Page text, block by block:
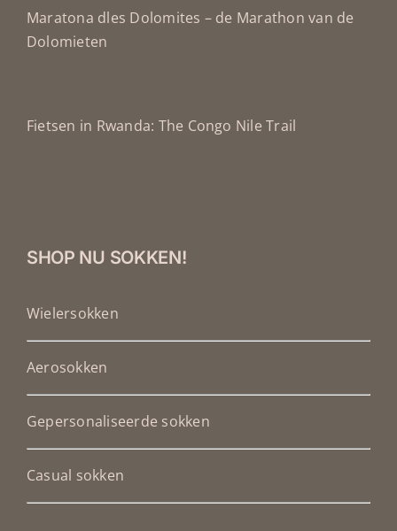
Maratona dles Dolomites – de Marathon van de
Dolomieten
Fietsen in Rwanda: The Congo Nile Trail
SHOP NU SOKKEN!
Wielersokken
Aerosokken
Gepersonaliseerde sokken
Casual sokken